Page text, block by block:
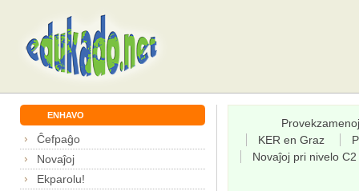
ENHAVO
Ĉefpaĝo
Novaĵoj
Ekparolu!
Provekzamenoj
KER en Graz
Novaĵoj pri nivelo C2